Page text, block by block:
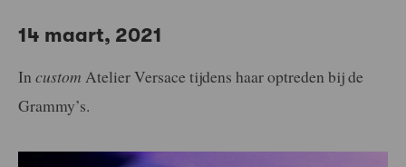
14 maart, 2021
In custom Atelier Versace tijdens haar optreden bij de
Grammy’s.